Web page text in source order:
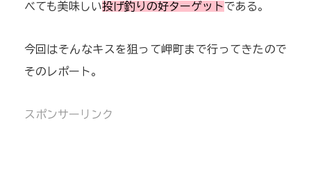
べても美味しい投げ釣りの好ターゲットである。
今回はそんなキスを狙って岬町まで行ってきたので
そのレポート。
スポンサーリンク